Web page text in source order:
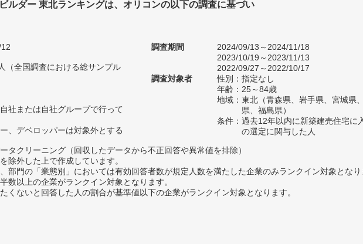
ルダー 東北ランキングは、オリコンの以下の調査に基づい
（全国調査における総サンプル
社または自社グループで行って
、デベロッパーは対象外とする
調査期間
2024/09/13～2024/11/18
2023/10/19～2023/11/13
2022/09/27～2022/10/17
調査対象者
性別：指定なし
年齢：25～84歳
地域：東北（青森県、岩手県、宮城県
県、福島県）
条件：過去12年以内に新築建売住宅に
の選定に関与した人
クリーニング（回収したデータから不正回答や異常値を排除）
外した上で作成しています。
部門の「業態別」においては有効回答者数が規定人数を満たした企業のみランクイン対象とな
数以上の企業がランクイン対象となります。
ないと回答した人の割合が基準値以下の企業がランクイン対象となります。